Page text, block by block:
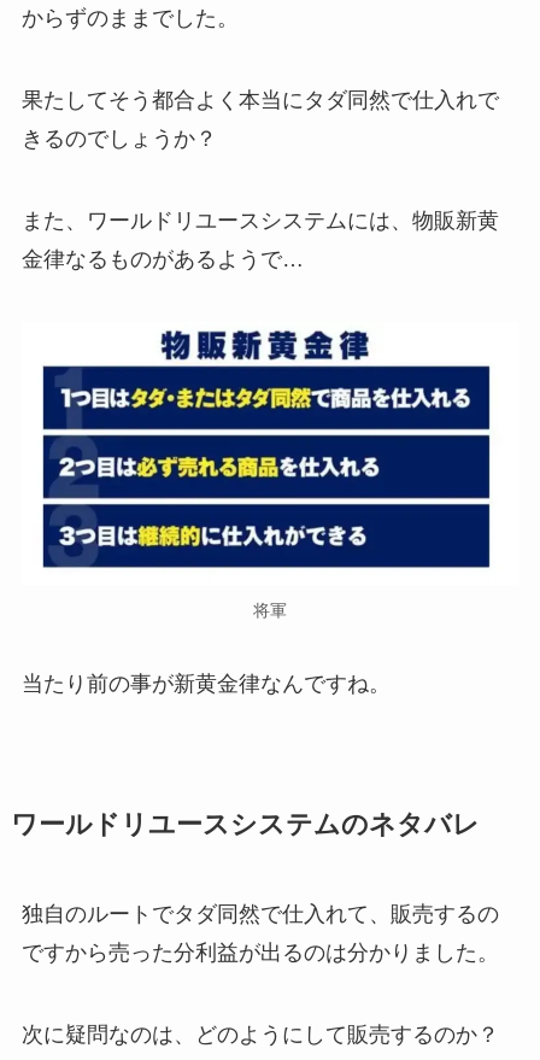
からずのままでした。
果たしてそう都合よく本当にタダ同然で仕入れで
きるのでしょうか？
また、ワールドリユースシステムには、物販新黄
金律なるものがあるようで…
将軍
当たり前の事が新黄金律なんですね。
ワールドリユースシステムのネタバレ
独自のルートでタダ同然で仕入れて、販売するの
ですから売った分利益が出るのは分かりました。
次に疑問なのは、どのようにして販売するのか？